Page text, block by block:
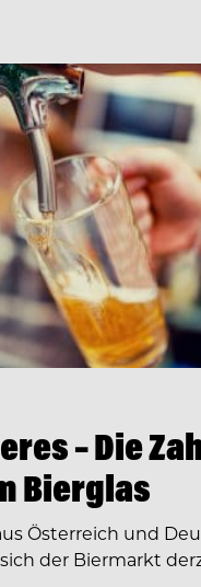
– Die
Bierglas
Österreich und
der Biermarkt